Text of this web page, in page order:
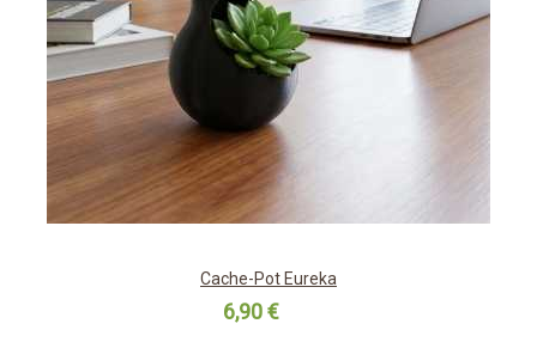
Cache-Pot Eureka
6,90 €